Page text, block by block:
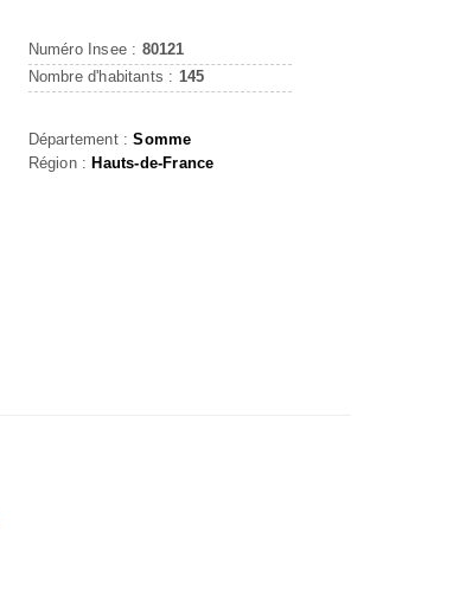
Numéro Insee : 80121
Nombre d'habitants : 145
Département :Somme
Région : Hauts-de-France